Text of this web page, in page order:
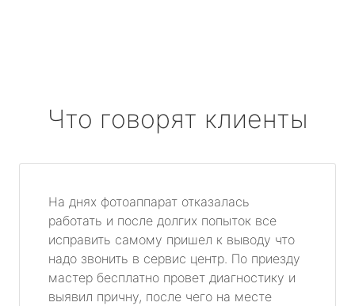
Что говорят клиенты
На днях фотоаппарат отказалась
работать и после долгих попыток все
исправить самому пришел к выводу что
надо звонить в сервис центр. По приезду
мастер бесплатно провет диагностику и
выявил причну, после чего на месте